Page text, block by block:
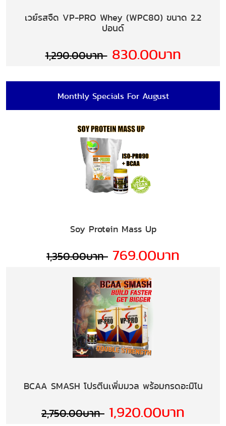
เวย์รสจืด VP-PRO Whey (WPC80) ขนาด 2.2
ปอนด์
1,290.00บาท 830.00บาท
Monthly Specials For August
Soy Protein Mass Up
1,350.00บาท 769.00บาท
BCAA SMASH โปรตีนเพิ่มมวล พร้อมกรดอะมิโน
2,750.00บาท 1,920.00บาท